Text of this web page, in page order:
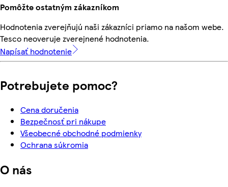
Pomôžte ostatným zákazníkom
Hodnotenia zverejňujú naši zákazníci priamo na našom webe.
Tesco neoveruje zverejnené hodnotenia.
Napísať hodnotenie
Potrebujete pomoc?
Cena doručenia
Bezpečnosť pri nákupe
Všeobecné obchodné podmienky
Ochrana súkromia
O nás